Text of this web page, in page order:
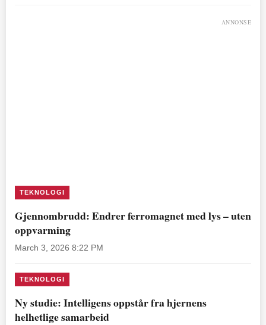
ANNONSE
TEKNOLOGI
Gjennombrudd: Endrer ferromagnet med lys – uten
oppvarming
March 3, 2026 8:22 PM
TEKNOLOGI
Ny studie: Intelligens oppstår fra hjernens
helhetlige samarbeid